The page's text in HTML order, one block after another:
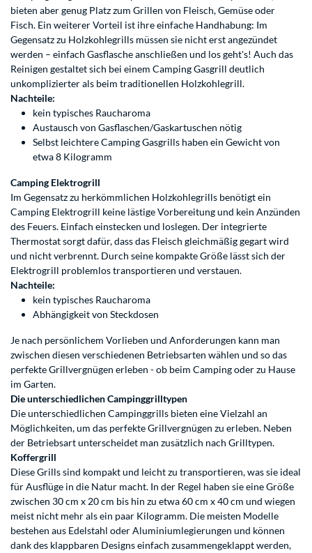
bieten aber genug Platz zum Grillen von Fleisch, Gemüse oder
Fisch. Ein weiterer Vorteil ist ihre einfache Handhabung: Im
Gegensatz zu Holzkohlegrills müssen sie nicht erst angezündet
werden – einfach Gasflasche anschließen und los geht's! Auch das
Reinigen gestaltet sich bei einem Camping Gasgrill deutlich
unkomplizierter als beim traditionellen Holzkohlegrill.
Nachteile:
kein typisches Raucharoma
Austausch von Gasflaschen/Gaskartuschen nötig
Selbst leichtere Camping Gasgrills haben ein Gewicht von
etwa 8 Kilogramm
Camping Elektrogrill
Im Gegensatz zu herkömmlichen Holzkohlegrills benötigt ein
Camping Elektrogrill keine lästige Vorbereitung und kein Anzünden
des Feuers. Einfach einstecken und loslegen. Der integrierte
Thermostat sorgt dafür, dass das Fleisch gleichmäßig gegart wird
und nicht verbrennt. Durch seine kompakte Größe lässt sich der
Elektrogrill problemlos transportieren und verstauen.
Nachteile:
kein typisches Raucharoma
Abhängigkeit von Steckdosen
Je nach persönlichem Vorlieben und Anforderungen kann man
zwischen diesen verschiedenen Betriebsarten wählen und so das
perfekte Grillvergnügen erleben - ob beim Camping oder zu Hause
im Garten.
Die unterschiedlichen Campinggrilltypen
Die unterschiedlichen Campinggrills bieten eine Vielzahl an
Möglichkeiten, um das perfekte Grillvergnügen zu erleben. Neben
der Betriebsart unterscheidet man zusätzlich nach Grilltypen.
Koffergrill
Diese Grills sind kompakt und leicht zu transportieren, was sie ideal
für Ausflüge in die Natur macht. In der Regel haben sie eine Größe
zwischen 30 cm x 20 cm bis hin zu etwa 60 cm x 40 cm und wiegen
meist nicht mehr als ein paar Kilogramm. Die meisten Modelle
bestehen aus Edelstahl oder Aluminiumlegierungen und können
dank des klappbaren Designs einfach zusammengeklappt werden,